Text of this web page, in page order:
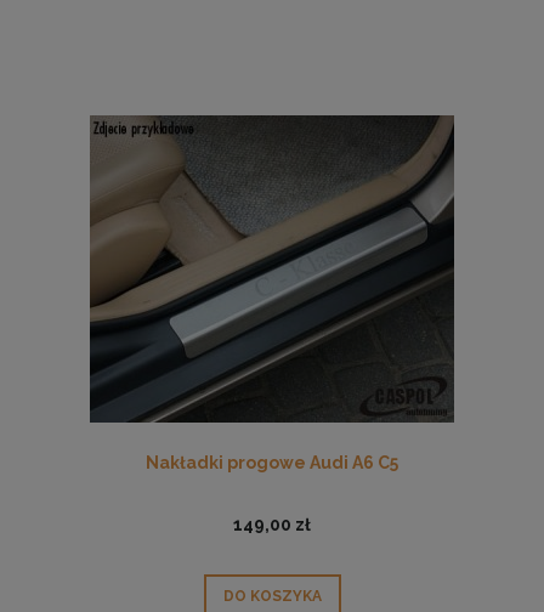
Nakładki progowe Audi A6 C5
149,00 zł
DO KOSZYKA